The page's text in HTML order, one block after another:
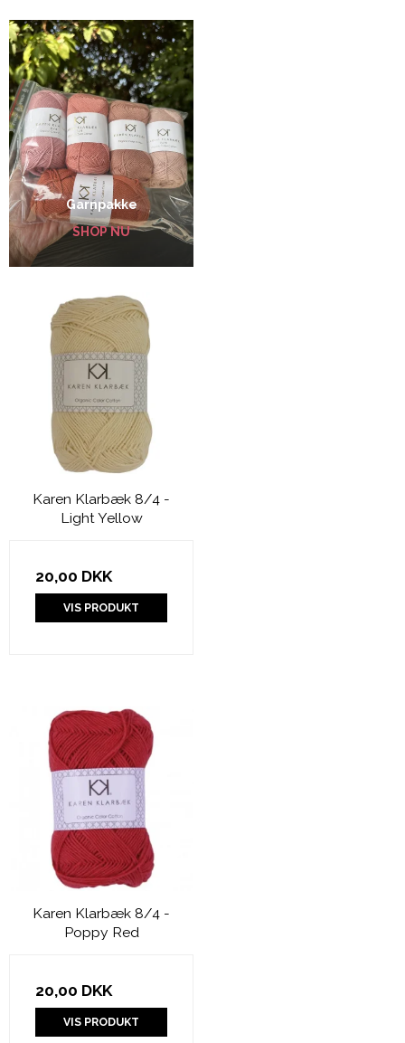
Garnpakke
SHOP NU
Karen Klarbæk 8/4 -
Light Yellow
20,00 DKK
VIS PRODUKT
Karen Klarbæk 8/4 -
Poppy Red
20,00 DKK
VIS PRODUKT